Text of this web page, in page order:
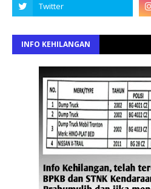
INFO KEHILANGAN